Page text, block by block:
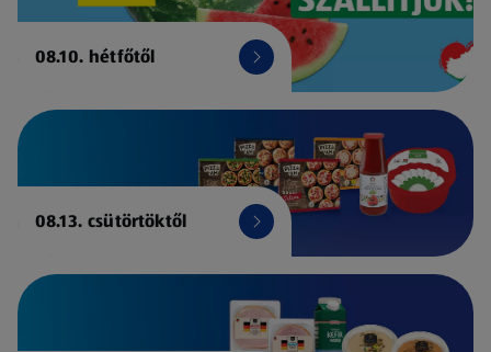
08.10. hétfőtől
08.13. csütörtöktől